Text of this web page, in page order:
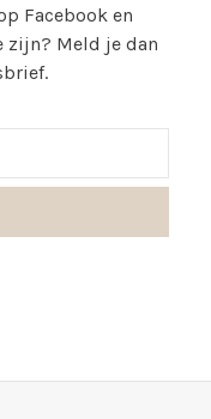
Facebook en
zijn? Meld je dan